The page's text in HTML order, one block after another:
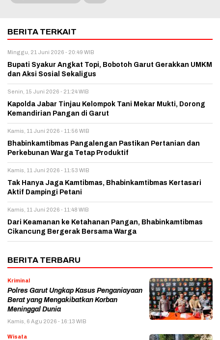
BERITA TERKAIT
Minggu, 21 Juni 2026 - 20:49 WIB
Bupati Syakur Angkat Topi, Bobotoh Garut Gerakkan UMKM
dan Aksi Sosial Sekaligus
Senin, 15 Juni 2026 - 21:24 WIB
Kapolda Jabar Tinjau Kelompok Tani Mekar Mukti, Dorong
Kemandirian Pangan di Garut
Kamis, 11 Juni 2026 - 11:56 WIB
Bhabinkamtibmas Pangalengan Pastikan Pertanian dan
Perkebunan Warga Tetap Produktif
Kamis, 11 Juni 2026 - 11:53 WIB
Tak Hanya Jaga Kamtibmas, Bhabinkamtibmas Kertasari
Aktif Dampingi Petani
Kamis, 11 Juni 2026 - 11:48 WIB
Dari Keamanan ke Ketahanan Pangan, Bhabinkamtibmas
Cikancung Bergerak Bersama Warga
BERITA TERBARU
Kriminal
Polres Garut Ungkap Kasus Penganiayaan
Berat yang Mengakibatkan Korban
Meninggal Dunia
Kamis, 6 Agu 2026 - 16:13 WIB
Wisata